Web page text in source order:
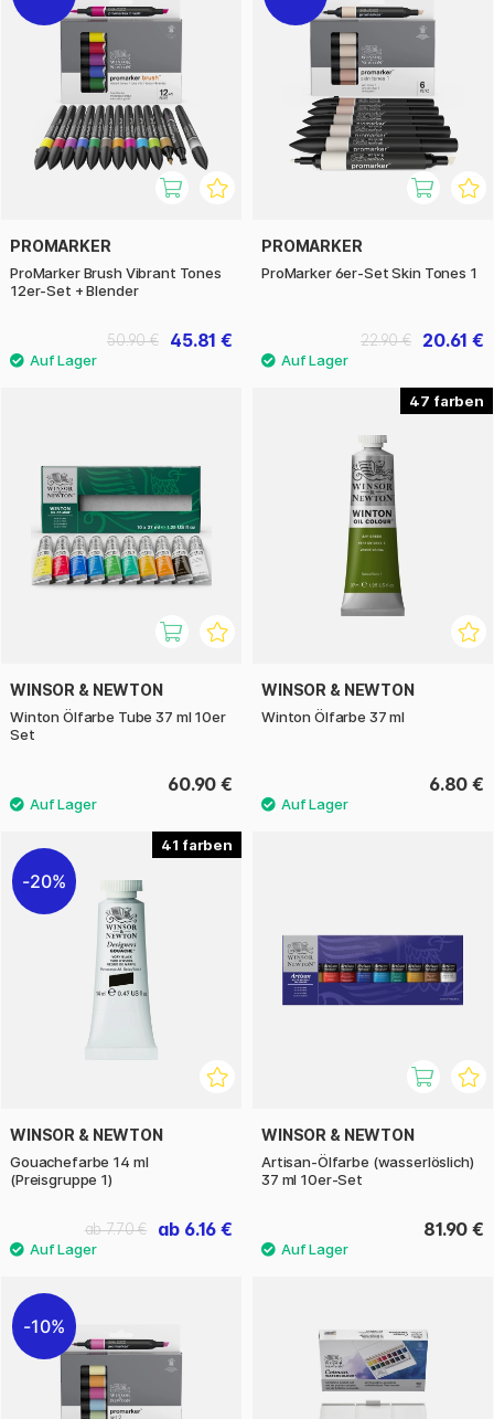
PROMARKER
ProMarker Brush Vibrant Tones
12er-Set + Blender
45.81 €
50.90 €
PROMARKER
ProMarker 6er-Set Skin Tones 1
20.61 €
22.90 €
WINSOR & NEWTON
Winton Ölfarbe Tube 37 ml 10er
Set
60.90 €
47
WINSOR & NEWTON
Winton Ölfarbe 37 ml
6.80 €
41
20%
WINSOR & NEWTON
Gouachefarbe 14 ml
(Preisgruppe 1)
ab 6.16 €
ab 7.70 €
WINSOR & NEWTON
Artisan-Ölfarbe (wasserlöslich)
37 ml 10er-Set
81.90 €
10%